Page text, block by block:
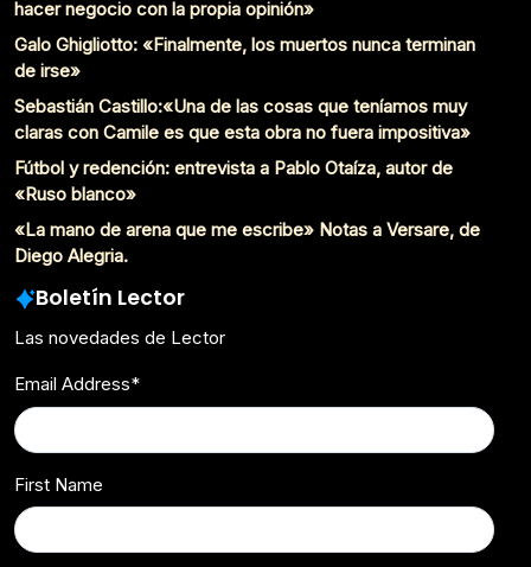
hacer negocio con la propia opinión»
Galo Ghigliotto: «Finalmente, los muertos nunca terminan
de irse»
Sebastián Castillo:«Una de las cosas que teníamos muy
claras con Camile es que esta obra no fuera impositiva»
Fútbol y redención: entrevista a Pablo Otaíza, autor de
«Ruso blanco»
«La mano de arena que me escribe» Notas a Versare, de
Diego Alegria.
Boletín Lector
Las novedades de Lector
Email Address*
First Name